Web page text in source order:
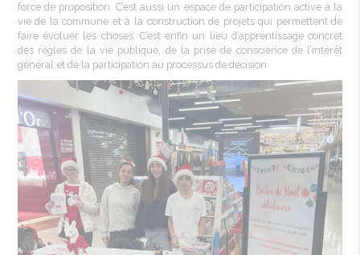
force de proposition. C’est aussi un espace de participation active à la
vie de la commune et à la construction de projets qui permettent de
faire évoluer les choses. C’est enfin un lieu d’apprentissage concret
des règles de la vie publique, de la prise de conscience de l’intérêt
général et de la participation au processus de décision.